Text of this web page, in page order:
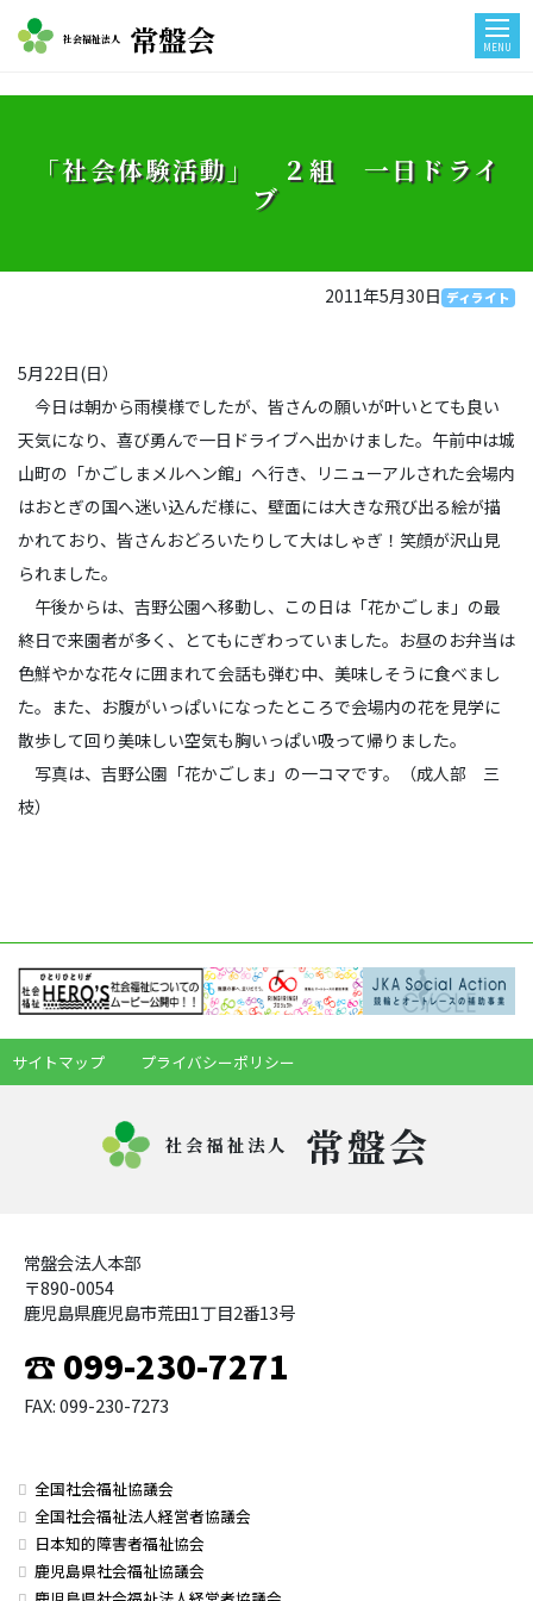
社会福祉法人 常盤会 MENU
「社会体験活動」 ２組 一日ドライ
ブ
2011年5月30日 ディライト
5月22日(日）
今日は朝から雨模様でしたが、皆さんの願いが叶いとても良い
天気になり、喜び勇んで一日ドライブへ出かけました。午前中は城
山町の「かごしまメルヘン館」へ行き、リニューアルされた会場内
はおとぎの国へ迷い込んだ様に、壁面には大きな飛び出る絵が描
かれており、皆さんおどろいたりして大はしゃぎ！笑顔が沢山見
られました。
午後からは、吉野公園へ移動し、この日は「花かごしま」の最
終日で来園者が多く、とてもにぎわっていました。お昼のお弁当は
色鮮やかな花々に囲まれて会話も弾む中、美味しそうに食べまし
た。また、お腹がいっぱいになったところで会場内の花を見学に
散歩して回り美味しい空気も胸いっぱい吸って帰りました。
写真は、吉野公園「花かごしま」の一コマです。（成人部 三
枝）
サイトマップ プライバシーポリシー
社会福祉法人 常盤会
常盤会法人本部
〒890-0054
鹿児島県鹿児島市荒田1丁目2番13号
☎ 099-230-7271
FAX: 099-230-7273
全国社会福祉協議会
全国社会福祉法人経営者協議会
日本知的障害者福祉協会
鹿児島県社会福祉協議会